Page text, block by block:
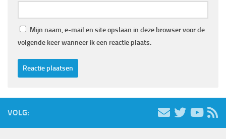
Mijn naam, e-mail en site opslaan in deze browser voor de
volgende keer wanneer ik een reactie plaats.
VOLG: